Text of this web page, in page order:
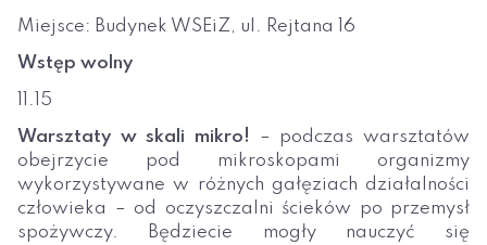
Miejsce: Budynek WSEiZ, ul. Rejtana 16
Wstęp wolny
11.15
Warsztaty w skali mikro! – podczas warsztatów
obejrzycie pod mikroskopami organizmy
wykorzystywane w różnych gałęziach działalności
człowieka – od oczyszczalni ścieków po przemysł
spożywczy. Będziecie mogły nauczyć się